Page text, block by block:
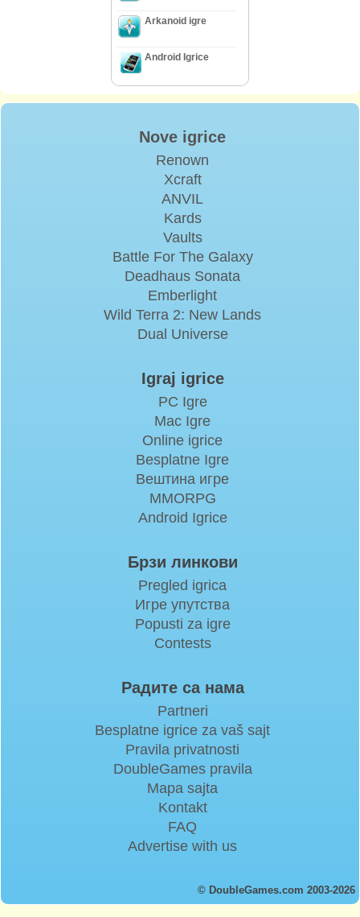
Arkanoid igre
Android Igrice
Nove igrice
Renown
Xcraft
ANVIL
Kards
Vaults
Battle For The Galaxy
Deadhaus Sonata
Emberlight
Wild Terra 2: New Lands
Dual Universe
Igraj igrice
PC Igre
Mac Igre
Online igrice
Besplatne Igre
Вештина игре
MMORPG
Android Igrice
Брзи линкови
Pregled igrica
Игре упутства
Popusti za igre
Contests
Радите са нама
Partneri
Besplatne igrice za vaš sajt
Pravila privatnosti
DoubleGames pravila
Mapa sajta
Kontakt
FAQ
Advertise with us
© DoubleGames.com 2003-2026